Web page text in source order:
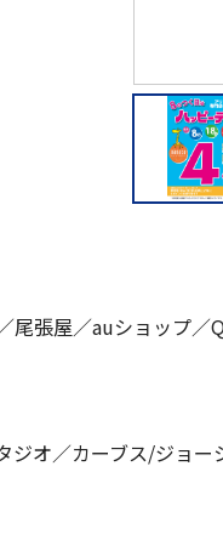
張屋／auショップ
ジオ／カーブス/ジョ